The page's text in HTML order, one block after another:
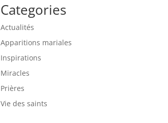
Categories
Actualités
Apparitions mariales
Inspirations
Miracles
Prières
Vie des saints